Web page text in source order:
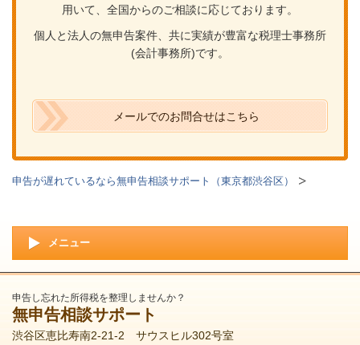
用いて、全国からのご相談に応じております。
個人と法人の無申告案件、共に実績が豊富な税理士事務所
(会計事務所)です。
メールでのお問合せはこちら
申告が遅れているなら無申告相談サポート（東京都渋谷区）
メニュー
申告し忘れた所得税を整理しませんか？
無申告相談サポート
渋谷区恵比寿南2-21-2 サウスヒル302号室